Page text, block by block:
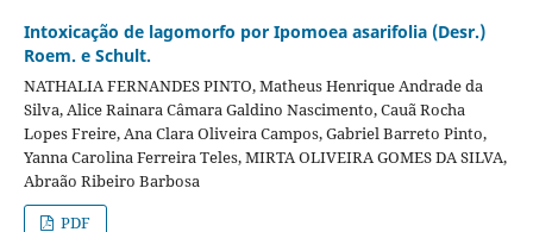
Intoxicação de lagomorfo por Ipomoea asarifolia (Desr.)
Roem. e Schult.
NATHALIA FERNANDES PINTO, Matheus Henrique Andrade da
Silva, Alice Rainara Câmara Galdino Nascimento, Cauã Rocha
Lopes Freire, Ana Clara Oliveira Campos, Gabriel Barreto Pinto,
Yanna Carolina Ferreira Teles, MIRTA OLIVEIRA GOMES DA SILVA,
Abraão Ribeiro Barbosa
PDF